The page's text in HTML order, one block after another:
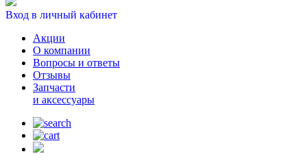
Вход в личный кабинет
Акции
О компании
Вопросы и ответы
Отзывы
Запчасти
и аксессуары